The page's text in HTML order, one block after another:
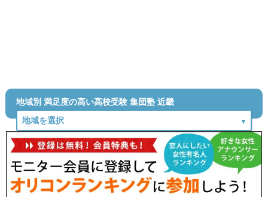
地域別 満足度の高い高校受験 集団塾 近畿